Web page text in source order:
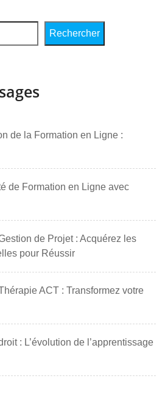
Rechercher
de la Formation en Ligne :
de Formation en Ligne avec
de Projet : Acquérez les
pour Réussir
ACT : Transformez votre
: L’évolution de l’apprentissage